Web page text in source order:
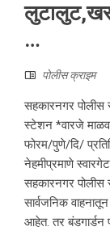
…
पोलीस क्राइम
सहकारनगर पोलीस
स्टेशन *वारजे
फोरम/पुणे/दि/
नेहमीप्रमाणे
सहकारनगर पोलीस
सार्वजनिक
आहेत. तर बंडगार्डन